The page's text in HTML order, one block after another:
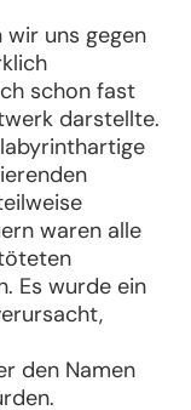
wir uns gegen
schon fast
darstellte.
waren alle
Es wurde ein
den Namen